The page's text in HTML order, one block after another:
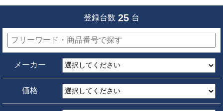
登録台数 25 台
メーカー
価格